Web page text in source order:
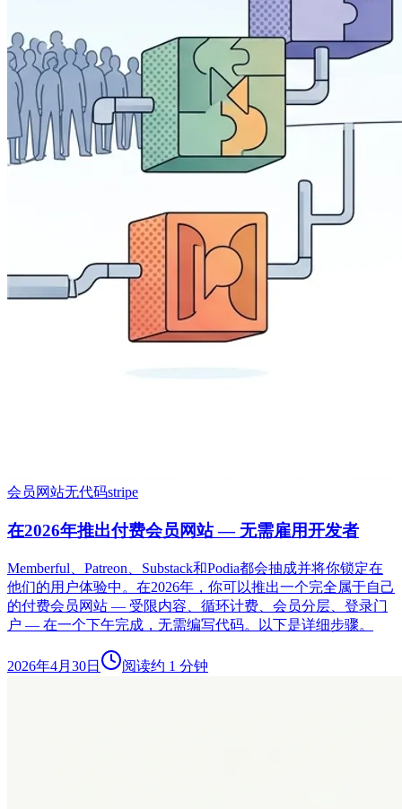
会员网站无代码stripe
在2026年推出付费会员网站 — 无需雇用开发者
Memberful、Patreon、Substack和Podia都会抽成并将你锁定在
他们的用户体验中。在2026年，你可以推出一个完全属于自己
的付费会员网站 — 受限内容、循环计费、会员分层、登录门
户 — 在一个下午完成，无需编写代码。以下是详细步骤。
2026年4月30日 阅读约 1 分钟